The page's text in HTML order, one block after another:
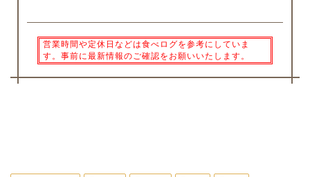
営業時間や定休日などは食べログを参考にしていま
す。事前に最新情報のご確認をお願いいたします。